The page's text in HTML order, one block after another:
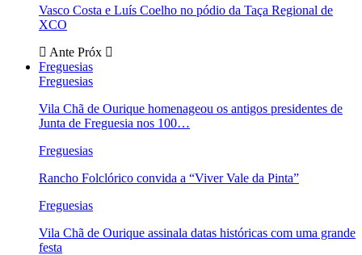
Vasco Costa e Luís Coelho no pódio da Taça Regional de
XCO
Ante Próx
Freguesias
Freguesias
Vila Chã de Ourique homenageou os antigos presidentes de
Junta de Freguesia nos 100…
Freguesias
Rancho Folclórico convida a “Viver Vale da Pinta”
Freguesias
Vila Chã de Ourique assinala datas históricas com uma grande
festa